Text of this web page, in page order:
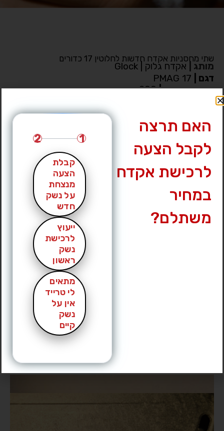
שתי מחסניות אקדח חדשות לחלוטין 17 כדורים
מותג
אקדח גלוק | Glock
דגם
מחיר מבוקש|
200 ₪
לחץ לצפייה במס’ טלפון »
האם תרצה
לקבל הצעה
לרכישת אקדח
במחיר
משתלם?
1
2
קבלת
הצעה
מנצחת
על נשק
חדש
ייעוץ
לרכישת
נשק
ראשון
מתאים
לי טרייד
אין על
נשק
קיים